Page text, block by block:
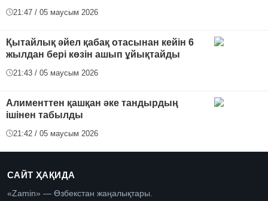
21:47 / 05 маусым 2026
Қытайлық әйел қабақ отасынан кейін 6
жылдан бері көзін ашып ұйықтайды
21:43 / 05 маусым 2026
Алименттен қашқан әке тандырдың
ішінен табылды
21:42 / 05 маусым 2026
САЙТ ҲАҚИДА
«Zamin» — Өзбекстан жаңалықтары.